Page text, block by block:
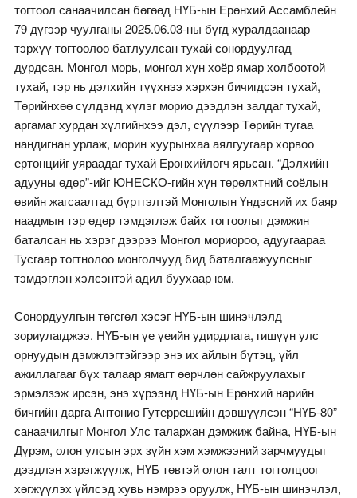
тогтоол санаачилсан бөгөөд НҮБ-ын Ерөнхий Ассамблейн
79 дүгээр чуулганы 2025.06.03-ны бүгд хуралдаанаар
тэрхүү тогтоолоо батлуулсан тухай сонордуулгад
дурдсан. Монгол морь, монгол хүн хоёр ямар холбоотой
тухай, тэр нь дэлхийн түүхнээ хэрхэн бичигдсэн тухай,
Төрийнхөө сүлдэнд хүлэг морио дээдлэн залдаг тухай,
аргамаг хурдан хүлгийнхээ дэл, сүүлээр Төрийн тугаа
нандигнан урлаж, морин хуурынхаа аялгуугаар хорвоо
ертөнцийг уяраадаг тухай Ерөнхийлөгч ярьсан. “Дэлхийн
адууны өдөр”-ийг ЮНЕСКО-гийн хүн төрөлхтний соёлын
өвийн жагсаалтад бүртгэлтэй Монголын Үндэсний их баяр
наадмын тэр өдөр тэмдэглэж байх тогтоолыг дэмжин
баталсан нь хэрэг дээрээ Монгол мориороо, адуугаараа
Тусгаар тогтнолоо монголчууд бид баталгаажуулсныг
тэмдэглэн хэлсэнтэй адил буухаар юм.
Сонордуулгын төгсгөл хэсэг НҮБ-ын шинэчлэлд
зориулагджээ. НҮБ-ын үе үеийн удирдлага, гишүүн улс
орнуудын дэмжлэгтэйгээр энэ их айлын бүтэц, үйл
ажиллагааг бүх талаар ямагт өөрчлөн сайжруулахыг
эрмэлзэж ирсэн, энэ хүрээнд НҮБ-ын Ерөнхий нарийн
бичгийн дарга Антонио Гутеррешийн дэвшүүлсэн “НҮБ-80”
санаачилгыг Монгол Улс талархан дэмжиж байна, НҮБ-ын
Дүрэм, олон улсын эрх зүйн хэм хэмжээний зарчмуудыг
дээдлэн хэрэгжүүлж, НҮБ төвтэй олон талт тогтолцоог
хөгжүүлэх үйлсэд хувь нэмрээ оруулж, НҮБ-ын шинэчлэл,